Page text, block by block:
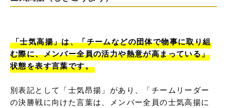
「士気高揚」は、「チームなどの団体で物事に取り組
む際に、メンバー全員の活力や熱意が高まっている」
状態を表す言葉です。
別表記として「士気昂揚」があり、「チームリーダー
の決勝戦に向けた言葉は、メンバー全員の士気高揚に